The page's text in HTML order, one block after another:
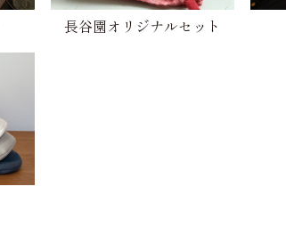
長谷園オリジナルセット